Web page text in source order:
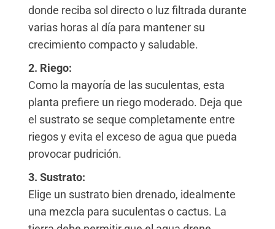
donde reciba sol directo o luz filtrada durante
varias horas al día para mantener su
crecimiento compacto y saludable.
2. Riego:
Como la mayoría de las suculentas, esta
planta prefiere un riego moderado. Deja que
el sustrato se seque completamente entre
riegos y evita el exceso de agua que pueda
provocar pudrición.
3. Sustrato:
Elige un sustrato bien drenado, idealmente
una mezcla para suculentas o cactus. La